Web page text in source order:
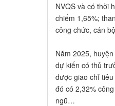
NVQS và có thời
chiếm 1,65%;
công chức, cán
Năm 2025,
dự kiến có thủ
được giao chỉ
đó có 2,32%
ngũ…